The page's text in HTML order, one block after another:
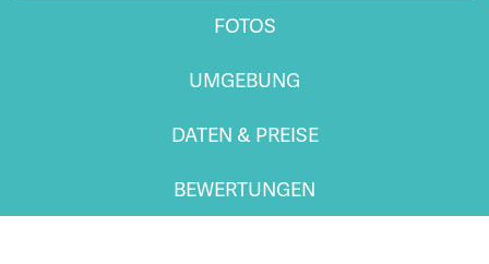
FOTOS
UMGEBUNG
DATEN & PREISE
BEWERTUNGEN